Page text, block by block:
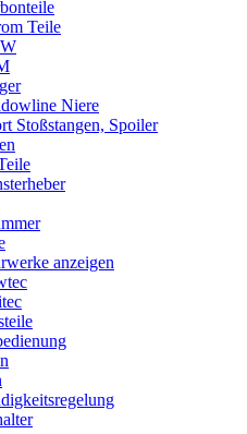
Teile
Niere
Stoßstangen, Spoiler
anzeigen